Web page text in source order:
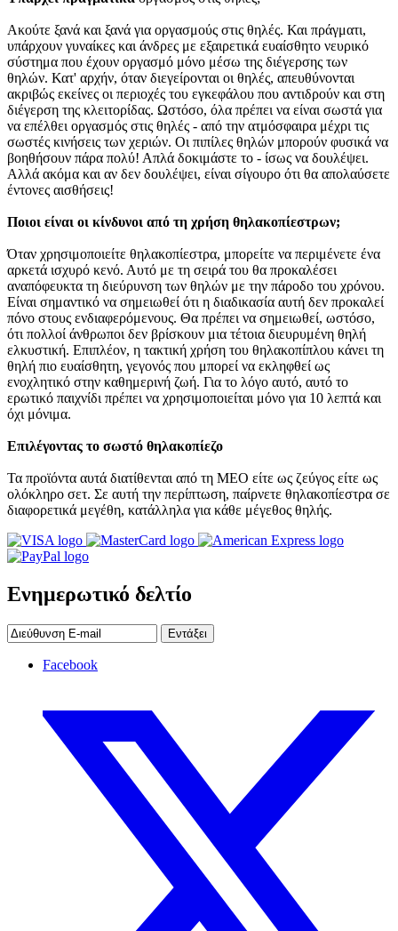
Ακούτε ξανά και ξανά για οργασμούς στις θηλές. Και πράγματι,
υπάρχουν γυναίκες και άνδρες με εξαιρετικά ευαίσθητο νευρικό
σύστημα που έχουν οργασμό μόνο μέσω της διέγερσης των
θηλών. Κατ' αρχήν, όταν διεγείρονται οι θηλές, απευθύνονται
ακριβώς εκείνες οι περιοχές του εγκεφάλου που αντιδρούν και στη
διέγερση της κλειτορίδας. Ωστόσο, όλα πρέπει να είναι σωστά για
να επέλθει οργασμός στις θηλές - από την ατμόσφαιρα μέχρι τις
σωστές κινήσεις των χεριών. Οι πιπίλες θηλών μπορούν φυσικά να
βοηθήσουν πάρα πολύ! Απλά δοκιμάστε το - ίσως να δουλέψει.
Αλλά ακόμα και αν δεν δουλέψει, είναι σίγουρο ότι θα απολαύσετε
έντονες αισθήσεις!
Ποιοι είναι οι κίνδυνοι από τη χρήση θηλακοπίεστρων;
Όταν χρησιμοποιείτε θηλακοπίεστρα, μπορείτε να περιμένετε ένα
αρκετά ισχυρό κενό. Αυτό με τη σειρά του θα προκαλέσει
αναπόφευκτα τη διεύρυνση των θηλών με την πάροδο του χρόνου.
Είναι σημαντικό να σημειωθεί ότι η διαδικασία αυτή δεν προκαλεί
πόνο στους ενδιαφερόμενους. Θα πρέπει να σημειωθεί, ωστόσο,
ότι πολλοί άνθρωποι δεν βρίσκουν μια τέτοια διευρυμένη θηλή
ελκυστική. Επιπλέον, η τακτική χρήση του θηλακοπίπλου κάνει τη
θηλή πιο ευαίσθητη, γεγονός που μπορεί να εκληφθεί ως
ενοχλητικό στην καθημερινή ζωή. Για το λόγο αυτό, αυτό το
ερωτικό παιχνίδι πρέπει να χρησιμοποιείται μόνο για 10 λεπτά και
όχι μόνιμα.
Επιλέγοντας το σωστό θηλακοπίεζο
Τα προϊόντα αυτά διατίθενται από τη MEO είτε ως ζεύγος είτε ως
ολόκληρο σετ. Σε αυτή την περίπτωση, παίρνετε θηλακοπίεστρα σε
διαφορετικά μεγέθη, κατάλληλα για κάθε μέγεθος θηλής.
Ενημερωτικό δελτίο
Εντάξει
Facebook